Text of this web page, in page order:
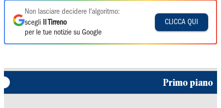
Non lasciare decidere l'algoritmo:
scegli
Il Tirreno
per le tue notizie su Google
CLICCA QUI
Primo piano